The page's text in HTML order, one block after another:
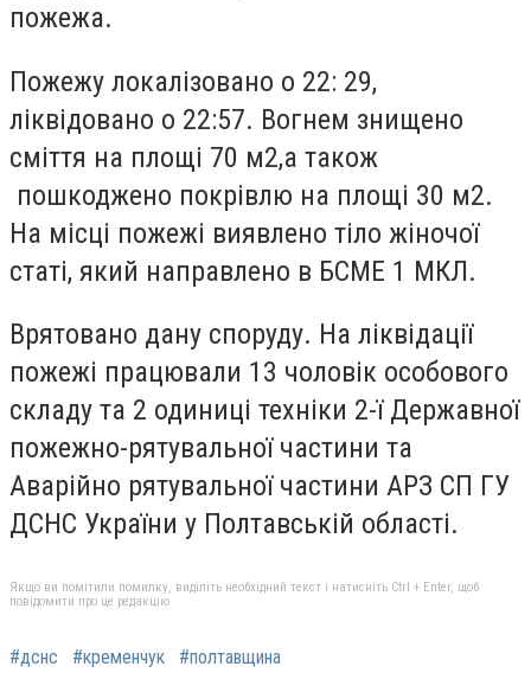
пожежа.
Пожежу локалізовано о 22: 29,
ліквідовано о 22:57. Вогнем знищено
сміття на площі 70 м2,а також
пошкоджено покрівлю на площі 30 м2.
На місці пожежі виявлено тіло жіночої
статі, який направлено в БСМЕ 1 МКЛ.
Врятовано дану споруду. На ліквідації
пожежі працювали 13 чоловік особового
складу та 2 одиниці техніки 2-ї Державної
пожежно-рятувальної частини та
Аварійно рятувальної частини АРЗ СП ГУ
ДСНС України у Полтавській області.
Якщо ви помітили помилку, виділіть необхідний текст і натисніть Ctrl + Enter, щоб
повідомити про це редакцію
#дснс #кременчук #полтавщина